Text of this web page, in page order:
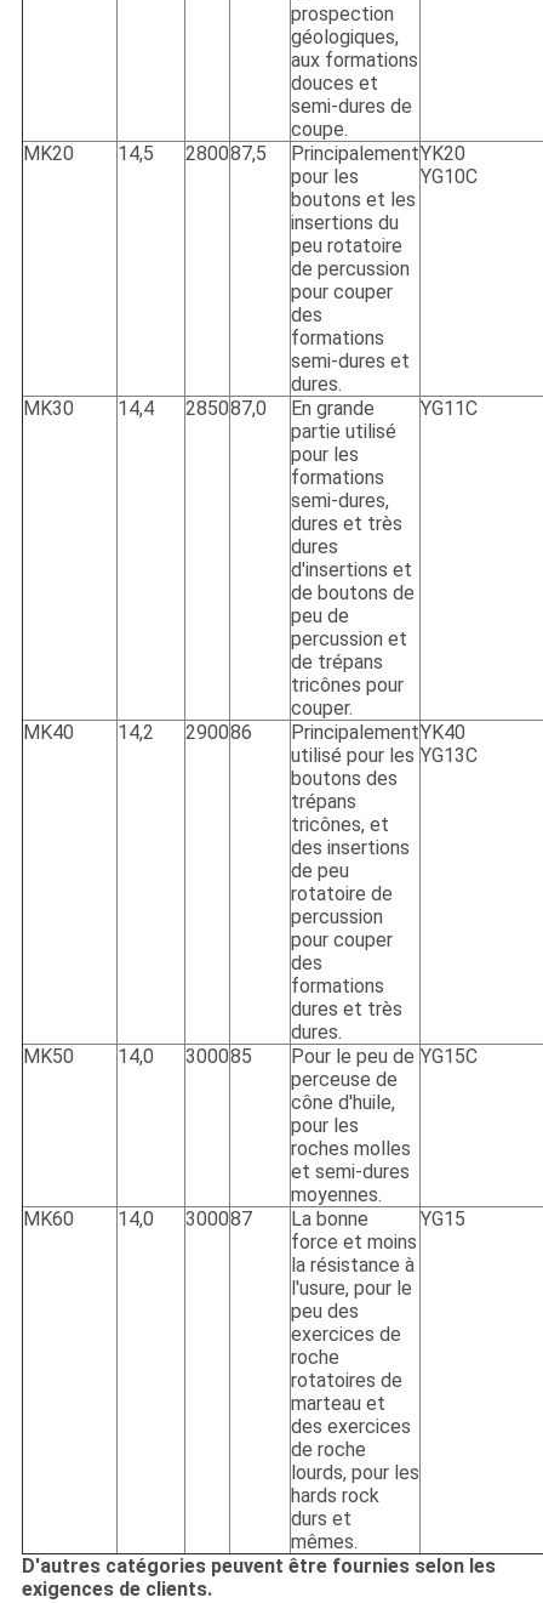
prospection
géologiques,
aux formations
douces et
semi-dures de
coupe.
MK20 14,5 280087,5
Principalement
pour les
boutons et les
insertions du
peu rotatoire
de percussion
pour couper
des
formations
semi-dures et
dures.
YK20
YG10C
MK30 14,4 285087,0
En grande
partie utilisé
pour les
formations
semi-dures,
dures et très
dures
d'insertions et
de boutons de
peu de
percussion et
de trépans
tricônes pour
couper.
YG11C
MK40 14,2 290086
Principalement
utilisé pour les
boutons des
trépans
tricônes, et
des insertions
de peu
rotatoire de
percussion
pour couper
des
formations
dures et très
dures.
YK40
YG13C
MK50 14,0 300085
Pour le peu de
perceuse de
cône d'huile,
pour les
roches molles
et semi-dures
moyennes.
YG15C
MK60 14,0 300087
La bonne
force et moins
la résistance à
l'usure, pour le
peu des
exercices de
roche
rotatoires de
marteau et
des exercices
de roche
lourds, pour les
hards rock
durs et
mêmes.
YG15
D'autres catégories peuvent être fournies selon les
exigences de clients.